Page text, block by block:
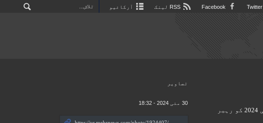
آرکائیو
تصاوير
30 مئی 2024 - 18:32
ایرانی قوم کو تعزیت پیش کرنے کے لیے تہران آنے والے شام کے صدر بشار اسد نے اپنے ہمراہ وفد کے ساتھ جمعرات 30 مئی 2024 کو رہبر